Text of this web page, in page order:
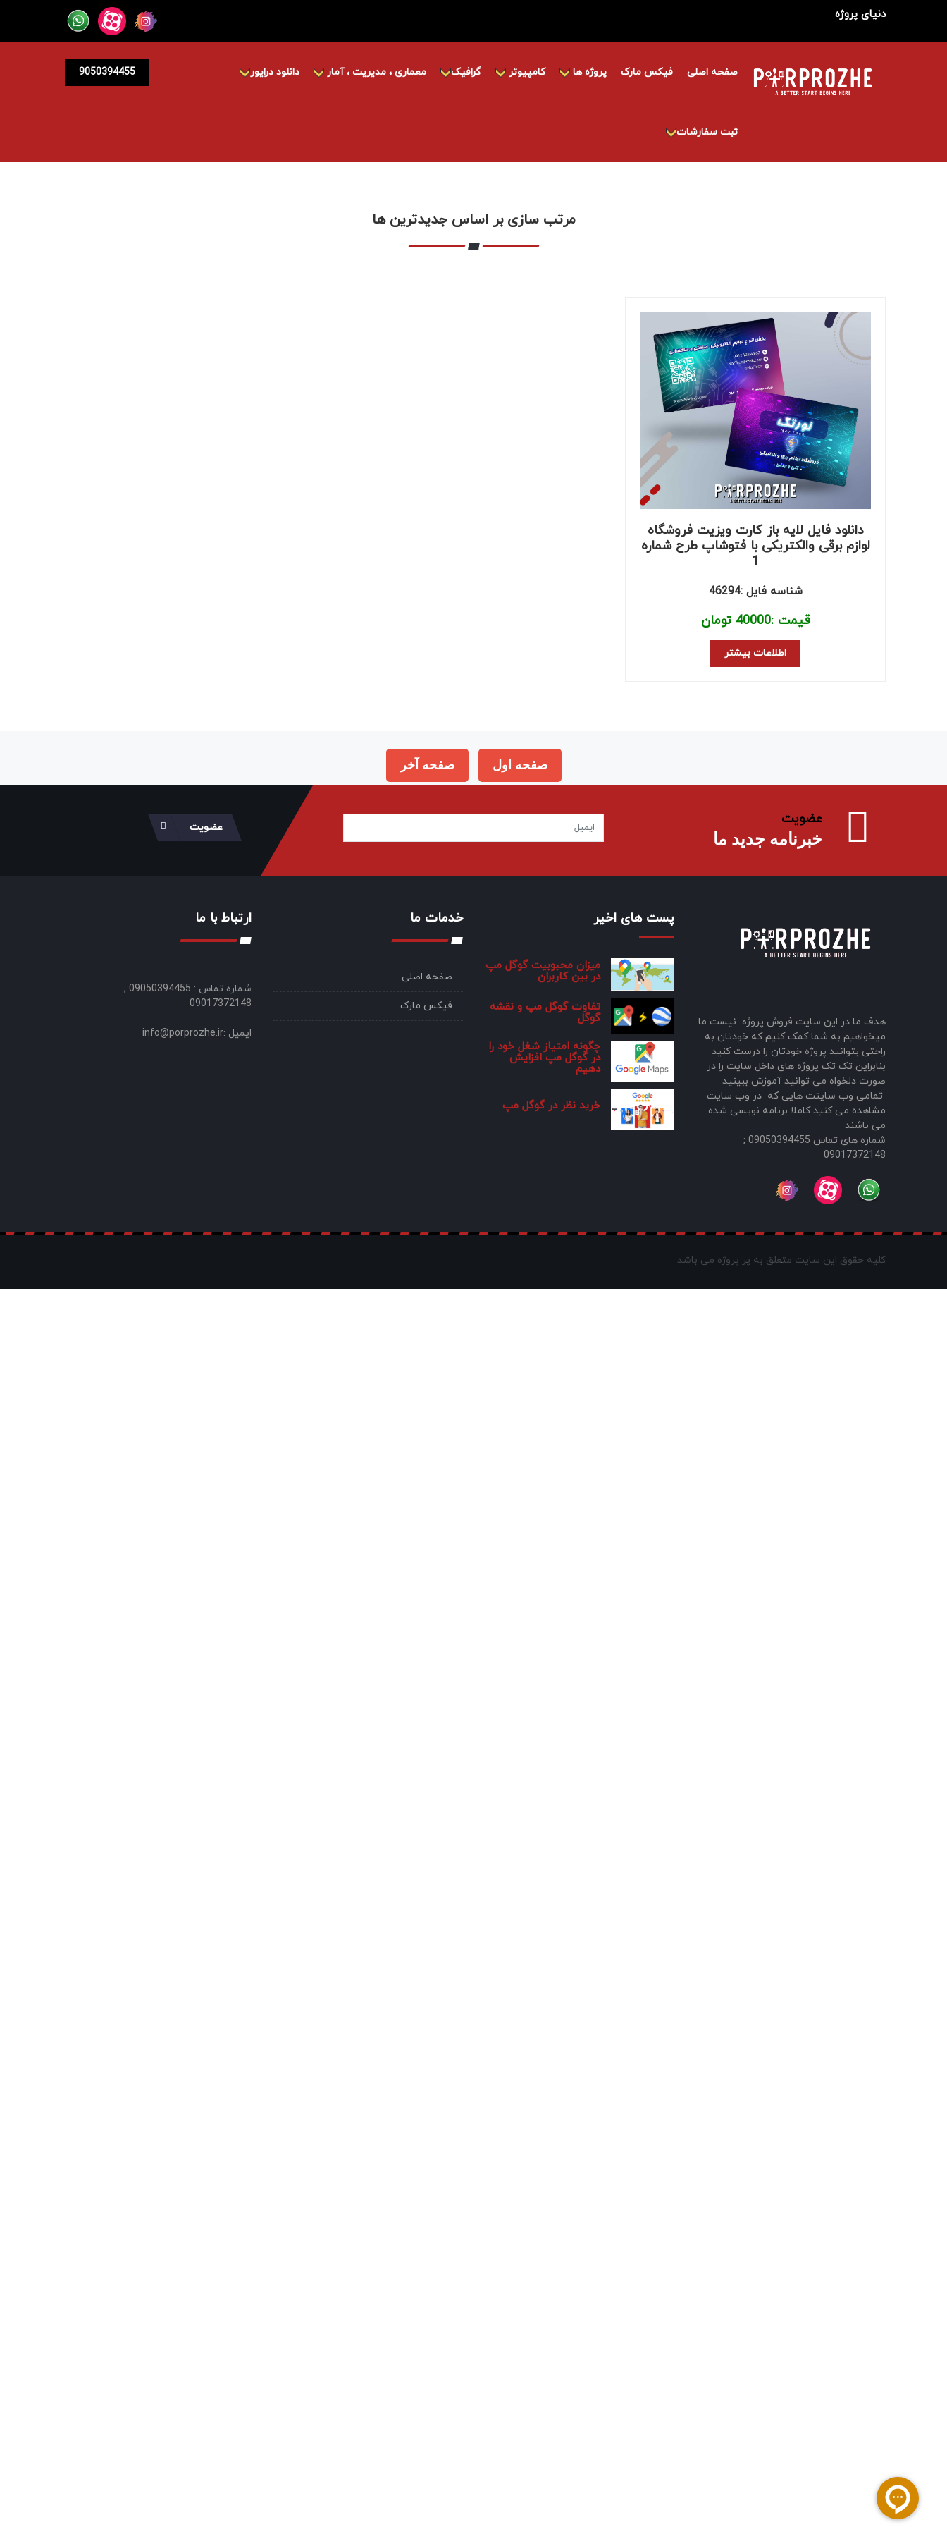
دنیای پروژه
9050394455 صفحه اصلی فیکس مارک پروژه ها کامپیوتر گرافیک معماری ، مدیریت ، آمار دانلود درایور
ثبت سفارشات
مرتب سازی بر اساس جدیدترین ها
دانلود فایل لایه باز کارت ویزیت فروشگاه
لوازم برقی والکتریکی با فتوشاپ طرح شماره
1
شناسه فایل :46294
قیمت :40000 تومان
اطلاعات بیشتر
صفحه اول صفحه آخر
عضویت
خبرنامه جدید ما
عضویت
هدف ما در این سایت فروش پروژه نیست ما
میخواهیم به شما کمک کنیم که خودتان به
راحتی بتوانید پروژه خودتان را درست کنید
بنابراین تک تک پروژه های داخل سایت را در
صورت دلخواه می توانید آموزش ببینید
تمامی وب سایتت هایی که در وب سایت
مشاهده می کنید کاملا برنامه نویسی شده
می باشند
شماره های تماس 09050394455 ;
09017372148
پست های اخیر
میزان محبوبیت گوگل مپ
در بین کاربران
تفاوت گوگل مپ و نقشه
گوگل
چگونه امتیاز شغل خود را
در گوگل مپ افزایش
دهیم
خرید نظر در گوگل مپ
خدمات ما
صفحه اصلی
فیکس مارک
ارتباط با ما
شماره تماس : 09050394455 ,
09017372148
ایمیل :info@porprozhe.ir
کلیه حقوق این سایت متعلق به پر پروژه می باشد